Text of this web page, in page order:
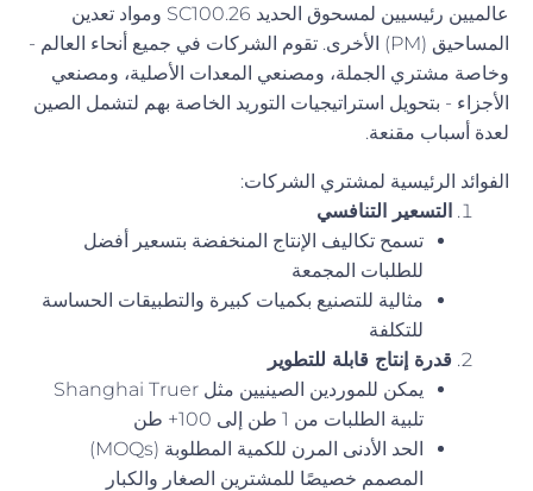
عالميين رئيسيين لمسحوق الحديد SC100.26 ومواد تعدين
المساحيق (PM) الأخرى. تقوم الشركات في جميع أنحاء العالم -
وخاصة مشتري الجملة، ومصنعي المعدات الأصلية، ومصنعي
الأجزاء - بتحويل استراتيجيات التوريد الخاصة بهم لتشمل الصين
لعدة أسباب مقنعة.
الفوائد الرئيسية لمشتري الشركات:
التسعير التنافسي
تسمح تكاليف الإنتاج المنخفضة بتسعير أفضل
للطلبات المجمعة
مثالية للتصنيع بكميات كبيرة والتطبيقات الحساسة
للتكلفة
قدرة إنتاج قابلة للتطوير
يمكن للموردين الصينيين مثل Shanghai Truer
تلبية الطلبات من 1 طن إلى 100+ طن
الحد الأدنى المرن للكمية المطلوبة (MOQs)
المصمم خصيصًا للمشترين الصغار والكبار